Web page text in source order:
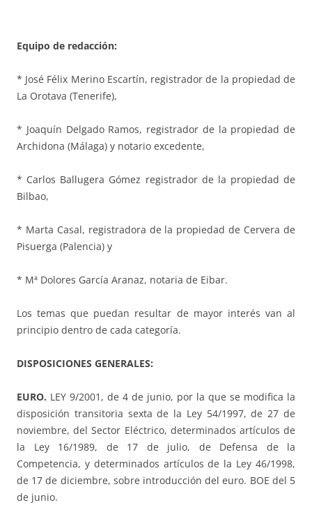
Equipo de redacción:
* José Félix Merino Escartín, registrador de la propiedad de
La Orotava (Tenerife),
* Joaquín Delgado Ramos, registrador de la propiedad de
Archidona (Málaga) y notario excedente,
* Carlos Ballugera Gómez registrador de la propiedad de
Bilbao,
* Marta Casal, registradora de la propiedad de Cervera de
Pisuerga (Palencia) y
* Mª Dolores García Aranaz, notaria de Eibar.
Los temas que puedan resultar de mayor interés van al
principio dentro de cada categoría.
DISPOSICIONES GENERALES:
EURO. LEY 9/2001, de 4 de junio, por la que se modifica la
disposición transitoria sexta de la Ley 54/1997, de 27 de
noviembre, del Sector Eléctrico, determinados artículos de
la Ley 16/1989, de 17 de julio, de Defensa de la
Competencia, y determinados artículos de la Ley 46/1998,
de 17 de diciembre, sobre introducción del euro. BOE del 5
de junio.